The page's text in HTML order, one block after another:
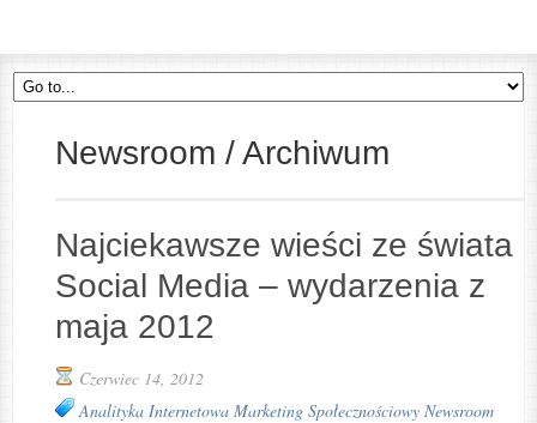
Newsroom / Archiwum
Najciekawsze wieści ze świata
Social Media – wydarzenia z
maja 2012
Czerwiec 14, 2012
Analityka Internetowa Marketing Społecznościowy Newsroom